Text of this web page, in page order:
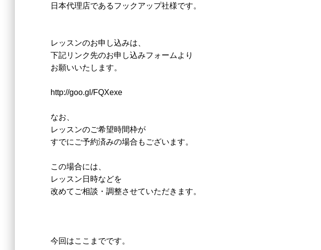
日本代理店であるフックアップ社様です。
レッスンのお申し込みは、
下記リンク先のお申し込みフォームより
お願いいたします。
http://goo.gl/FQXexe
なお、
レッスンのご希望時間枠が
すでにご予約済みの場合もございます。
この場合には、
レッスン日時などを
改めてご相談・調整させていただきます。
今回はここまでです。